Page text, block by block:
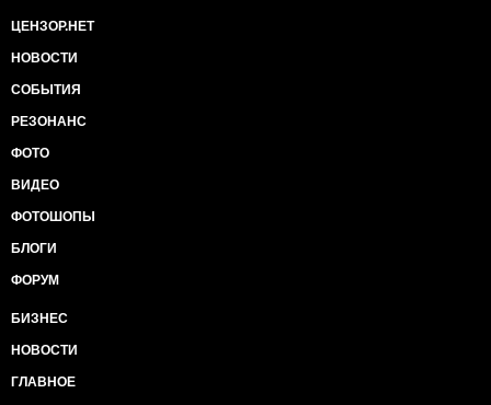
ЦЕНЗОР.НЕТ
НОВОСТИ
СОБЫТИЯ
РЕЗОНАНС
ФОТО
ВИДЕО
ФОТОШОПЫ
БЛОГИ
ФОРУМ
БИЗНЕС
НОВОСТИ
ГЛАВНОЕ